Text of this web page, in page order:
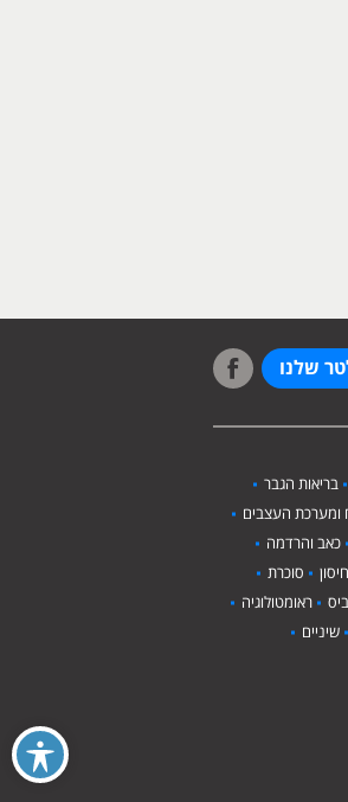
שלנו
בריאות הגבר
ומערכת העצבים
כאב והרדמה
סוכרת
ראומטולוגיה
שיניים